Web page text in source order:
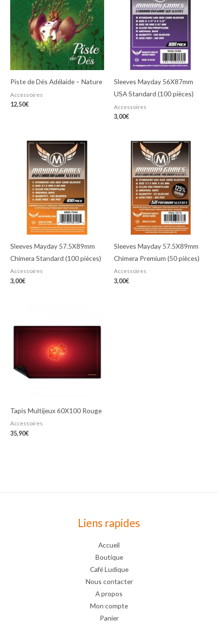
Piste de Dés Adélaide – Nature
Accessoires
12,50€
Sleeves Mayday 56X87mm
USA Standard (100 pièces)
Accessoires
3,00€
Sleeves Mayday 57.5X89mm
Chimera Standard (100 pièces)
Accessoires
3,00€
Sleeves Mayday 57.5X89mm
Chimera Premium (50 pièces)
Accessoires
3,00€
Tapis Multijeux 60X100 Rouge
Accessoires
35,90€
Liens rapides
Accueil
Boutique
Café Ludique
Nous contacter
A propos
Mon compte
Panier